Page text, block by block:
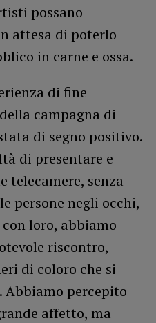
possano
attesa di poterlo
in carne e ossa.
di fine
campagna di
di segno positivo.
di presentare e
telecamere, senza
persone negli occhi,
loro, abbiamo
riscontro,
di coloro che si
Abbiamo percepito
affetto, ma